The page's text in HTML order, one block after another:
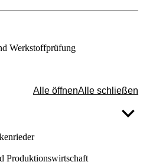
Werkstoffprüfung
Alle öffnenAlle schließen
Produktionswirtschaft